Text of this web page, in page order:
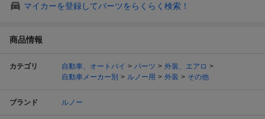
マイカーを登録してパーツをらくらく検索！
商品情報
カテゴリ 自動車、オートバイ パーツ
外装、エアロ
自動車メーカー別
ルノー用 外装 その他
ブランド ルノー